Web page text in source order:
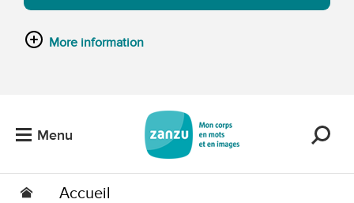
More information
Menu
Accueil